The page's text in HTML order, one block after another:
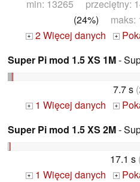
min: 13265 przeciętny:
(24%) maks:
+ 2 Więcej danych +
Super Pi mod 1.5 XS 1M-
7.7 s
+ 1 Więcej danych +
Super Pi mod 1.5 XS 2M-
17.1 s
+ 1 Więcej danych +